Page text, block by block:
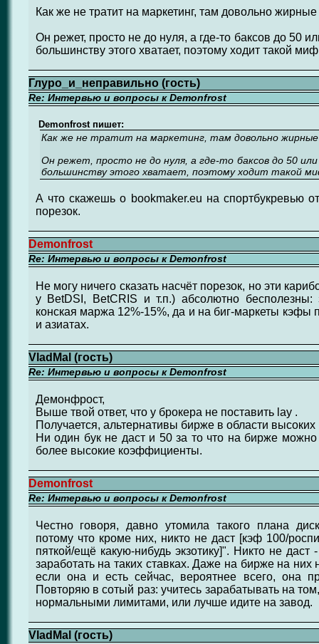
Как же не тратит на маркетинг, там довольно
Он режет, просто не до нуля, а где-то баксов до 50
большинству этого хватает, поэтому ходит такой
Глуро_и_неправильно (гость)
Re: Интервью и вопросы к Demonfrost
Demonfrost пишет:
Как же не тратит на маркетинг, там довольно жирные
Он режет, просто не до нуля, а где-то баксов до 50
большинству этого хватает, поэтому ходит такой
А что скажешь о bookmaker.eu на спортбукревью
порезок.
Demonfrost
Re: Интервью и вопросы к Demonfrost
Не могу ничего сказать насчёт порезок, но эти
у BetDSI, BetCRIS и т.п.) абсолютно бесполезны:
конская маржа 12%-15%, да и на биг-маркеты кэфы
и азиатах.
VladMal (гость)
Re: Интервью и вопросы к Demonfrost
Демонфрост,
Выше твой ответ, что у брокера не поставить lay .
Получается, альтернативы бирже в области
Ни один бук не даст и 50 за то что на бирже
более высокие коэффициенты.
Demonfrost
Re: Интервью и вопросы к Demonfrost
Честно говоря, давно утомила такого плана
потому что кроме них, никто не даст [кэф 100/
пяткой/ещё какую-нибудь экзотику]". Никто не даст
заработать на таких ставках. Даже на бирже на них
если она и есть сейчас, вероятнее всего, она
Повторяю в сотый раз: учитесь зарабатывать на
нормальными лимитами, или лучше идите на завод.
VladMal (гость)